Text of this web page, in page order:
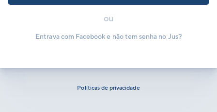
ou
Entrava com Facebook e não tem senha no Jus?
Políticas de privacidade